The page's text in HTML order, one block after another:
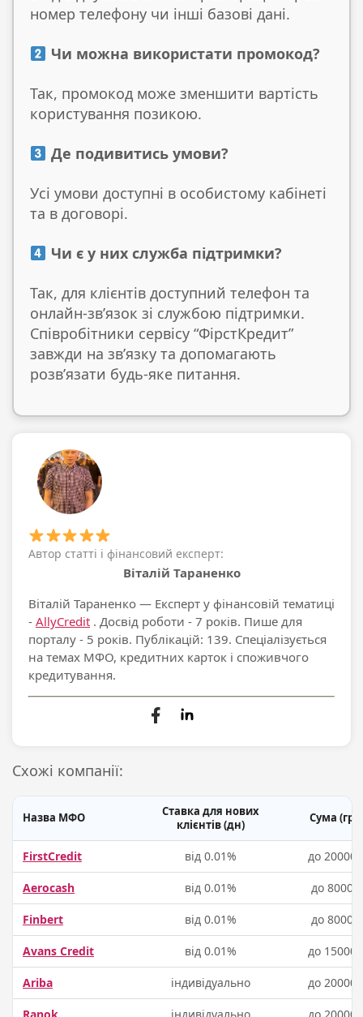
номер телефону чи інші базові дані.
Чи можна використати промокод?
Так, промокод може зменшити вартість
користування позикою.
Де подивитись умови?
Усі умови доступні в особистому кабінеті
та в договорі.
Чи є у них служба підтримки?
Так, для клієнтів доступний телефон та
онлайн-зв’язок зі службою підтримки.
Співробітники сервісу “ФірстКредит”
завжди на зв’язку та допомагають
розв’язати будь-яке питання.
Автор статті і фінансовий експерт:
Віталій Тараненко
Віталій Тараненко — Експерт у фінансовій тематиці
- AllyCredit . Досвід роботи - 7 років. Пише для
порталу - 5 років. Публікацій: 139. Спеціалізується
на темах МФО, кредитних карток і споживчого
кредитування.
Схожі компанії:
Назва МФО
Ставка для нових
клієнтів (дн)
Сума
FirstCredit від 0.01% до 20000
Aerocash від 0.01% до 8000 ₴
Finbert від 0.01% до 8000 ₴
Avans Credit від 0.01% до 15000
Ariba індивідуально до 20000